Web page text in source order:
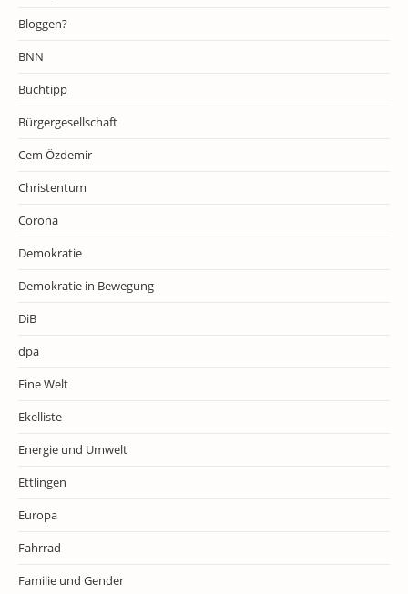
Bloggen?
BNN
Buchtipp
Bürgergesellschaft
Cem Özdemir
Christentum
Corona
Demokratie
Demokratie in Bewegung
DiB
dpa
Eine Welt
Ekelliste
Energie und Umwelt
Ettlingen
Europa
Fahrrad
Familie und Gender